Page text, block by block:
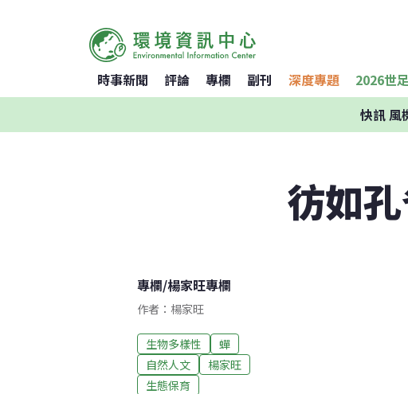
時事新聞 評論 專欄 副刊 深度專題 2026世
快訊風
彷如
專欄/楊家旺專欄
作者：楊家旺
生物多樣性
蟬
自然人文
楊家旺
生態保育